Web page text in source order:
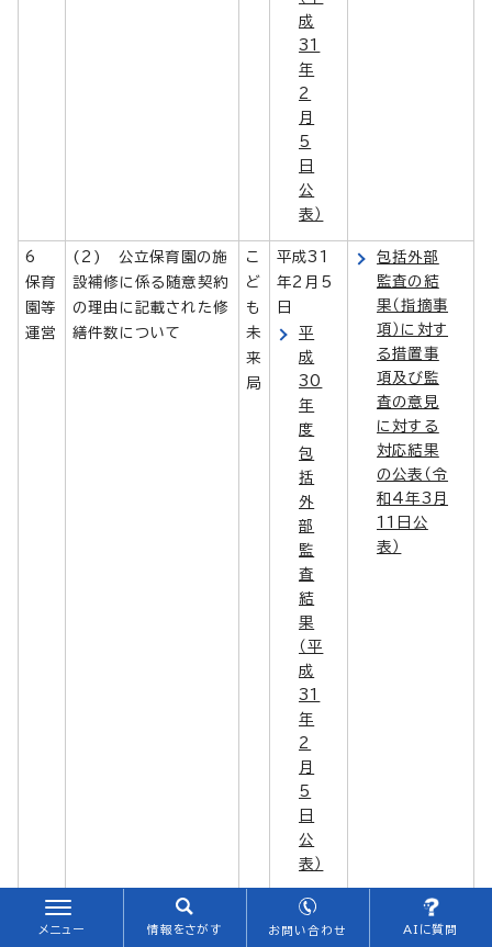
成
31
年
2
月
5
日
公
表）
6
保育
園等
運営
(2) 公立保育園の施
設補修に係る随意契約
の理由に記載された修
繕件数について
こ
ど
も
未
来
局
平成31
年2月5
日
平
成
30
年
度
包
括
外
部
監
査
結
果
（平
成
31
年
2
月
5
日
公
表）
包括外部
監査の結
果（指摘事
項）に対す
る措置事
項及び監
査の意見
に対する
対応結果
の公表（令
和4年3月
11日公
表）
7
安
(1) 施行伺契約依頼
伺の職務権限規程違反
平成31
年2月5
包括外部
監査の結
メニュー 情報をさがす お問い合わせ AIに質問